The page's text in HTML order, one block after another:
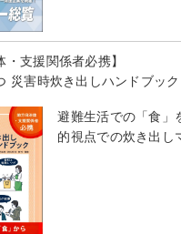
・支援関係者必携】
災害時炊き出しハンドブック
避難生活での「食」
的視点での炊き出し